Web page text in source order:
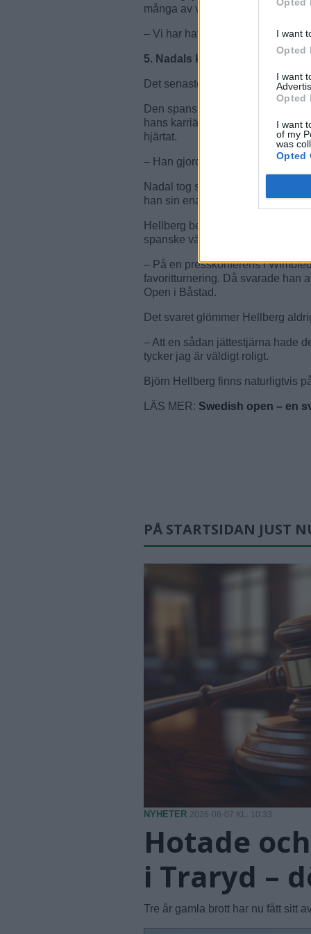
I want
Opted
I want
Opted
I want
of my
was
Opted
många av världens främsta
– Vi har haft väldigt många stora
5. Nadals känslosamma
Det senaste stora minnet är
Den spanske gruskungen vann
hans karriär. Nitton år senare
hjärtat.
– Han gjorde det till en absolut
Nadal tog sig hela vägen till final,
han sin enastående karriär.
Hellberg berättar också om ett
spanske världsstjärnan.
– På en presskonferens i
favoritturnering. Då svarade han
Open i Båstad.
Det svaret glömmer Hellberg
– Att en sådan jättestjärna hade
tycker jag är väldigt roligt.
Björn Hellberg finns naturligtvis
LÄS MER: Swedish open – en
PÅ STARTSIDAN JUST
NYHETER 2026-08-07 KL. 10:33
Hotade
i Traryd –
Tre år gamla brott har nu fått sitt